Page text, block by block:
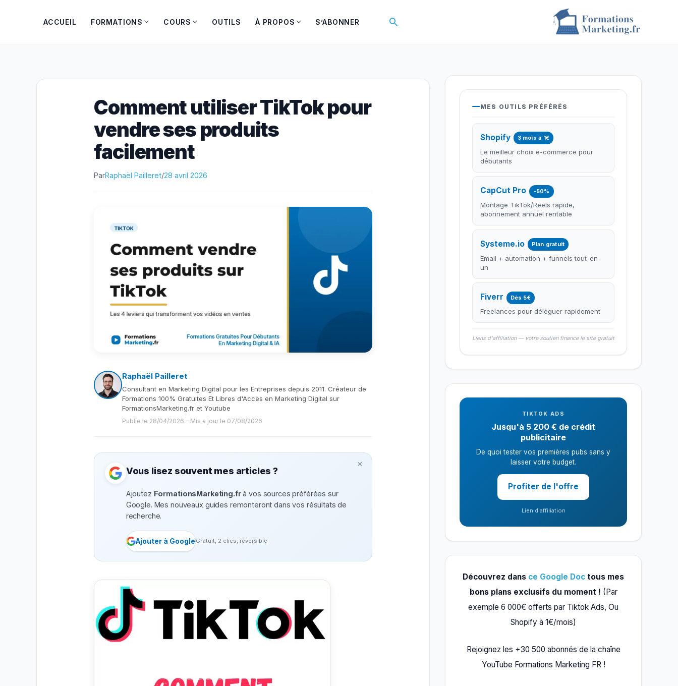
ACCUEIL FORMATIONS COURS OUTILS À PROPOS S’ABONNER Rechercher
Comment utiliser TikTok pour
vendre ses produits
facilement
ParRaphaël Pailleret/28 avril 2026
Raphaël Pailleret
Consultant en Marketing Digital pour les Entreprises depuis 2011. Créateur de
Formations 100% Gratuites Et Libres d'Accès en Marketing Digital sur
FormationsMarketing.fr et Youtube
Publie le 28/04/2026 – Mis a jour le 07/08/2026
×
Vous lisez souvent mes articles ?
Ajoutez FormationsMarketing.frà vos sources préférées sur
Google. Mes nouveaux guides remonteront dans vos résultats de
recherche.
Ajouter à GoogleGratuit, 2 clics, réversible
MES OUTILS PRÉFÉRÉS
Shopify 3 mois à 1€
Le meilleur choix e-commerce pour
débutants
CapCut Pro -50%
Montage TikTok/Reels rapide,
abonnement annuel rentable
Systeme.io Plan gratuit
Email + automation + funnels tout-en-
un
Fiverr Dès 5€
Freelances pour déléguer rapidement
Liens d'affiliation — votre soutien finance le site gratuit
TIKTOK ADS
Jusqu'à 5 200 € de crédit
publicitaire
De quoi tester vos premières pubs sans y
laisser votre budget.
Profiter de l'offre
Lien d'affiliation
Découvrez dans ce Google Doc tous mes
bons plans exclusifs du moment ! (Par
exemple 6 000€ offerts par Tiktok Ads, Ou
Shopify à 1€/mois)
Rejoignez les +30 500 abonnés de la chaîne
YouTube Formations Marketing FR !